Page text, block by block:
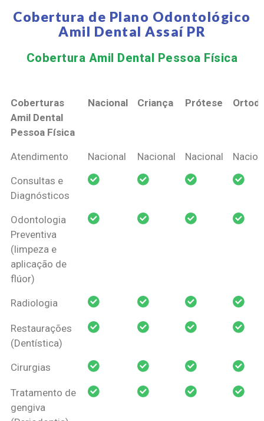
Cobertura de Plano Odontológico
Amil Dental Assaí PR
Cobertura Amil Dental Pessoa Física​
Coberturas
Amil Dental
Pessoa Física
Nacional Criança Prótese
Coberturas
Pessoa Física
Nacional Criança Prótese
Atendimento Nacional Nacional Nacional
Consultas e
Diagnósticos
Odontologia
Preventiva
(limpeza e
aplicação de
flúor)
Radiologia
Restaurações
(Dentística)
Cirurgias
Tratamento de
gengiva